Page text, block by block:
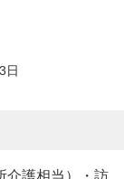
日
介護相当）・訪